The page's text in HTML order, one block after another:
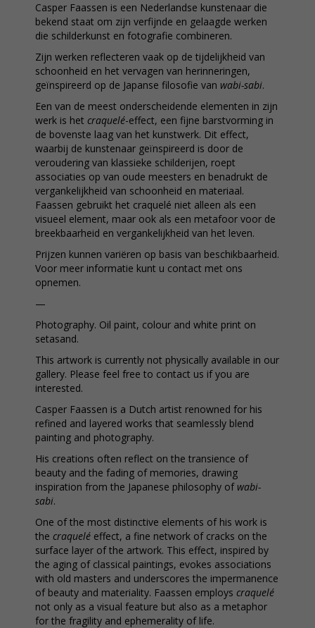
Casper Faassen is een Nederlandse kunstenaar die
bekend staat om zijn verfijnde en gelaagde werken
die schilderkunst en fotografie combineren.
Zijn werken reflecteren vaak op de tijdelijkheid van
schoonheid en het vervagen van herinneringen,
geïnspireerd op de Japanse filosofie van wabi-sabi.
Een van de meest onderscheidende elementen in zijn
werk is het craquelé-effect, een fijne barstvorming in
de bovenste laag van het kunstwerk. Dit effect,
waarbij de kunstenaar geïnspireerd is door de
veroudering van klassieke schilderijen, roept
associaties op van oude meesters en benadrukt de
vergankelijkheid van schoonheid en materiaal.
Faassen gebruikt het craquelé niet alleen als een
visueel element, maar ook als een metafoor voor de
breekbaarheid en vergankelijkheid van het leven.
Prijzen kunnen variëren op basis van beschikbaarheid.
Voor meer informatie kunt u contact met ons
opnemen.
—
Photography. Oil paint, colour and white print on
setasand.
This artwork is currently not physically available in our
gallery. Please feel free to contact us if you are
interested.
Casper Faassen is a Dutch artist renowned for his
refined and layered works that seamlessly blend
painting and photography.
His creations often reflect on the transience of
beauty and the fading of memories, drawing
inspiration from the Japanese philosophy of wabi-
sabi.
One of the most distinctive elements of his work is
the craquelé effect, a fine network of cracks on the
surface layer of the artwork. This effect, inspired by
the aging of classical paintings, evokes associations
with old masters and underscores the impermanence
of beauty and materiality. Faassen employs craquelé
not only as a visual feature but also as a metaphor
for the fragility and ephemerality of life.